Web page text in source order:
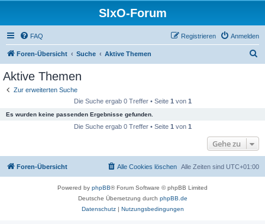
SIxO-Forum
FAQ Anmelden
Registrieren
Foren-Übersicht Suche Aktive Themen
Aktive Themen
Zur erweiterten Suche
Die Suche ergab 0 Treffer • Seite 1 von 1
Es wurden keine passenden Ergebnisse gefunden.
Die Suche ergab 0 Treffer • Seite 1 von 1
Gehe zu
Foren-Übersicht Alle Zeiten sind UTC+01:00
Alle Cookies löschen
Powered by phpBB® Forum Software © phpBB Limited
Deutsche Übersetzung durch phpBB.de
Datenschutz| Nutzungsbedingungen